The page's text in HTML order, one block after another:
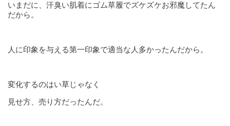
いまだに、汗臭い肌着にゴム草履でズケズケお邪魔してたん
だから。
人に印象を与える第一印象で適当な人多かったんだから。
変化するのはい草じゃなく
見せ方、売り方だったんだ。